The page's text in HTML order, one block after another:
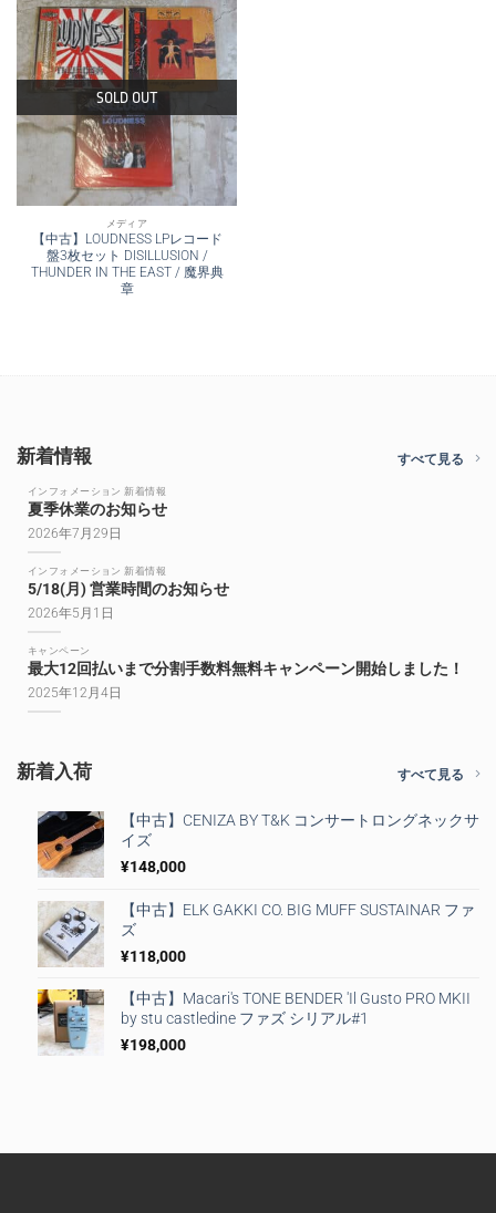
SOLD OUT
メディア
【中古】LOUDNESS LPレコード
盤3枚セット DISILLUSION /
THUNDER IN THE EAST / 魔界典
章
新着情報 すべて見る
インフォメーション 新着情報
夏季休業のお知らせ
2026年7月29日
インフォメーション 新着情報
5/18(月) 営業時間のお知らせ
2026年5月1日
キャンペーン
最大12回払いまで分割手数料無料キャンペーン開始しました！
2025年12月4日
新着入荷 すべて見る
【中古】CENIZA BY T&K コンサートロングネックサ
イズ
¥148,000
【中古】ELK GAKKI CO. BIG MUFF SUSTAINAR ファ
ズ
¥118,000
【中古】Macari's TONE BENDER 'Il Gusto PRO MKII
by stu castledine ファズ シリアル#1
¥198,000